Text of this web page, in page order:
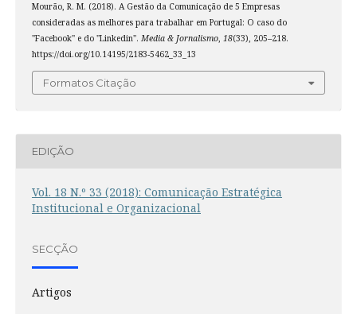
Mourão, R. M. (2018). A Gestão da Comunicação de 5 Empresas
consideradas as melhores para trabalhar em Portugal: O caso do
"Facebook" e do "Linkedin". Media & Jornalismo, 18(33), 205–218.
https://doi.org/10.14195/2183-5462_33_13
Formatos Citação
EDIÇÃO
Vol. 18 N.º 33 (2018): Comunicação Estratégica
Institucional e Organizacional
SECÇÃO
Artigos